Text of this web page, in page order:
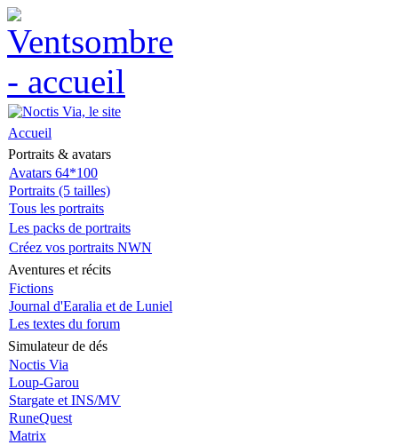
Accueil
Portraits & avatars
Avatars 64*100
Portraits (5 tailles)
Tous les portraits
Les packs de portraits
Créez vos portraits NWN
Aventures et récits
Fictions
Journal d'Earalia et de Luniel
Les textes du forum
Simulateur de dés
Noctis Via
Loup-Garou
Stargate et INS/MV
RuneQuest
Matrix